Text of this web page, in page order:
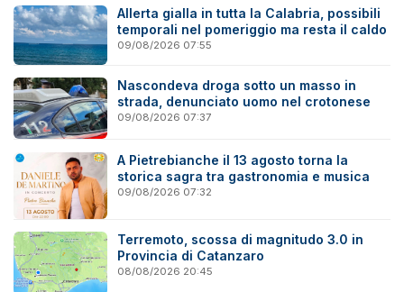
Allerta gialla in tutta la Calabria, possibili
temporali nel pomeriggio ma resta il caldo
09/08/2026 07:55
Nascondeva droga sotto un masso in
strada, denunciato uomo nel crotonese
09/08/2026 07:37
A Pietrebianche il 13 agosto torna la
storica sagra tra gastronomia e musica
09/08/2026 07:32
Terremoto, scossa di magnitudo 3.0 in
Provincia di Catanzaro
08/08/2026 20:45